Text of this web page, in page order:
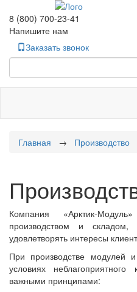
8 (800) 700-23-41
Напишите нам
Заказать звонок
Главная → Производство
Компания «Арктик-
производством и складом,
удовлетворять интересы
При производстве модулей
условиях
важными принципами: